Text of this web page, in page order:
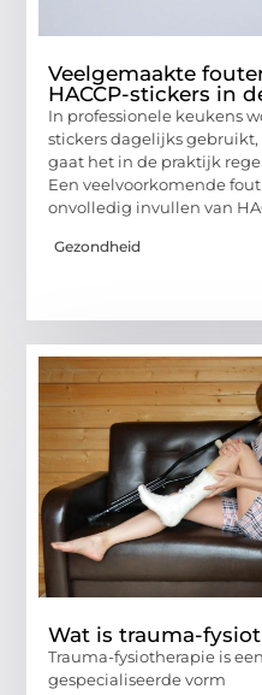
Veelgemaakte
HACCP-stickers in
In professionele keukens
stickers dagelijks gebruikt,
gaat het in de praktijk
Een veelvoorkomende
onvolledig invullen van
Gezondheid
Wat is trauma-
Trauma-fysiotherapie is een
gespecialiseerde vorm